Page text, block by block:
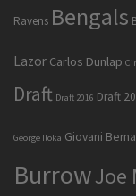
Ravens Bengals
Lazor Carlos Dunlap
Draft Draft 2016 Draft
George Iloka Giovani
BurrowJoe